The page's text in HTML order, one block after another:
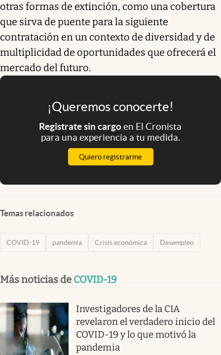
otras formas de extinción, como una cobertura
que sirva de puente para la siguiente
contratación en un contexto de diversidad y de
multiplicidad de oportunidades que ofrecerá el
mercado del futuro.
¡Queremos conocerte!
Registrate sin cargoen El Cronista
para una experiencia a tu medida.
Quiero registrarme
Temas relacionados
COVID-19 pandemia Crisis económica Desempleo
Más noticias de COVID-19
Investigadores de la CIA
revelaron el verdadero inicio del
COVID-19 y lo que motivó la
pandemia